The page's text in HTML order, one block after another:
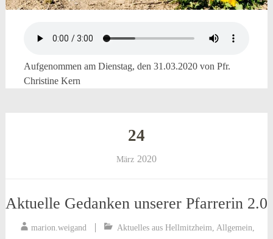
Aufgenommen am Dienstag, den 31.03.2020 von Pfr.
Christine Kern
24
März 2020
Aktuelle Gedanken unserer Pfarrerin 2.0
marion.weigand Aktuelles aus Hellmitzheim,Allgemein,